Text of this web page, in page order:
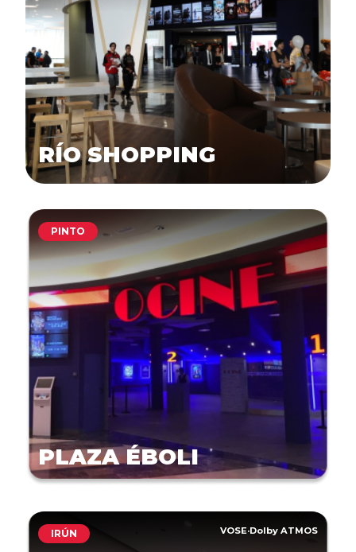
RÍO SHOPPING
PINTO
PLAZA ÉBOLI
IRÚN VOSE·Dolby ATMOS